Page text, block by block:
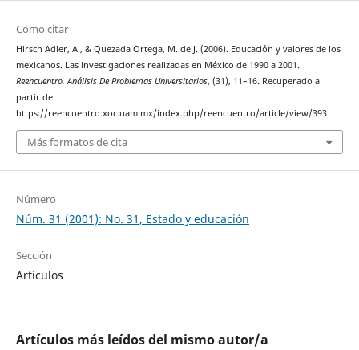
Cómo citar
Hirsch Adler, A., & Quezada Ortega, M. de J. (2006). Educación y valores de los
mexicanos. Las investigaciones realizadas en México de 1990 a 2001.
Reencuentro. Análisis De Problemas Universitarios, (31), 11–16. Recuperado a
partir de
https://reencuentro.xoc.uam.mx/index.php/reencuentro/article/view/393
Más formatos de cita
Número
Núm. 31 (2001): No. 31, Estado y educación
Sección
Artículos
Artículos más leídos del mismo autor/a